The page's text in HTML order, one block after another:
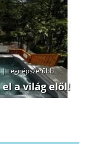
|Legnépszerűbb
a világ elől!